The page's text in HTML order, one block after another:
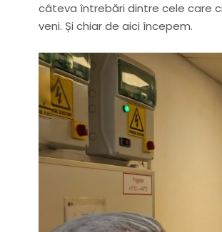
câteva întrebări dintre cele care
veni. Și chiar de aici începem.